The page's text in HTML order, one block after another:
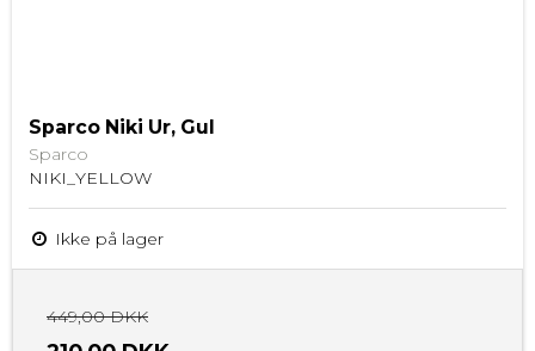
Sparco Niki Ur, Gul
Sparco
NIKI_YELLOW
Ikke på lager
449,00 DKK